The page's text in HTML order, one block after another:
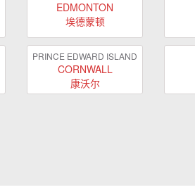
EDMONTON
埃德蒙顿
PRINCE EDWARD ISLAND
CORNWALL
康沃尔